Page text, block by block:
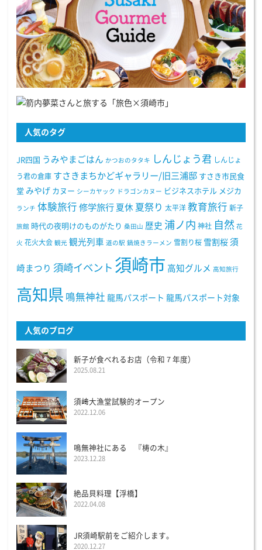
人気のタグ
JR四国 うみやまごはん かつおのタタキ しんじょう君 しんじょ
う君の倉庫 すさきまちかどギャラリー/旧三浦邸 すさき市民食
堂 みやげ カヌー シーカヤック ドラゴンカヌー ビジネスホテル メジカ
ランチ 体験旅行 修学旅行 夏休 夏祭り 太平洋 教育旅行 新子
旅館 時代の夜明けのものがたり 桑田山 歴史 浦ノ内 神社 自然 花
火 花火大会 観光 観光列車 道の駅 鍋焼きラーメン 雪割り桜 雪割桜 須
崎まつり 須崎イベント 須崎市 高知グルメ 高知旅行
高知県 鳴無神社 龍馬パスポート 龍馬パスポート対象
人気のブログ
新子が食べれるお店（令和７年度）
2025.08.21
須﨑大漁堂試験的オープン
2022.12.06
鳴無神社にある 『梼の木』
2023.12.28
絶品貝料理【浮橋】
2022.04.08
JR須崎駅前をご紹介します。
2020.12.27